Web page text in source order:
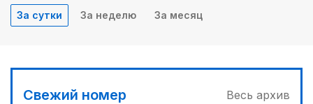
За сутки За неделю За месяц
Свежий номер Весь архив